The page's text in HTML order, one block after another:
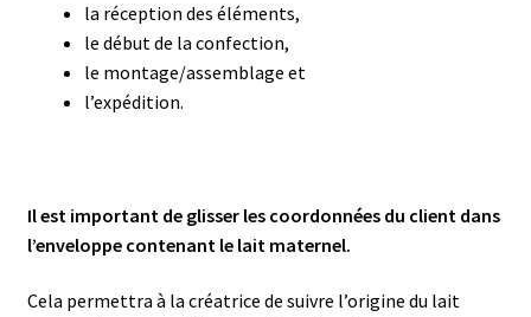
la réception des éléments,
le début de la confection,
le montage/assemblage et
l’expédition.
Il est important de glisser les coordonnées du client dans
l’enveloppe contenant le lait maternel.
Cela permettra à la créatrice de suivre l’origine du lait